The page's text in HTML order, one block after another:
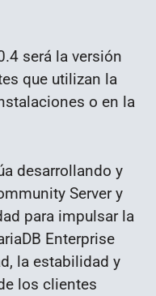
será la versión
que utilizan la
o en la
desarrollando y
Server y
para impulsar la
Enterprise
la estabilidad y
los clientes